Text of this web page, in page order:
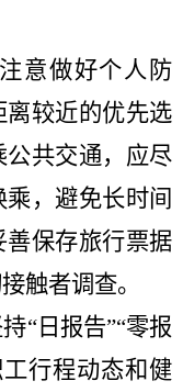
意做好个人防
离较近的优先选
公共交通，应尽
，避免长时间
善保存旅行票据
触者调查。
“日报告”“零报
行程动态和健